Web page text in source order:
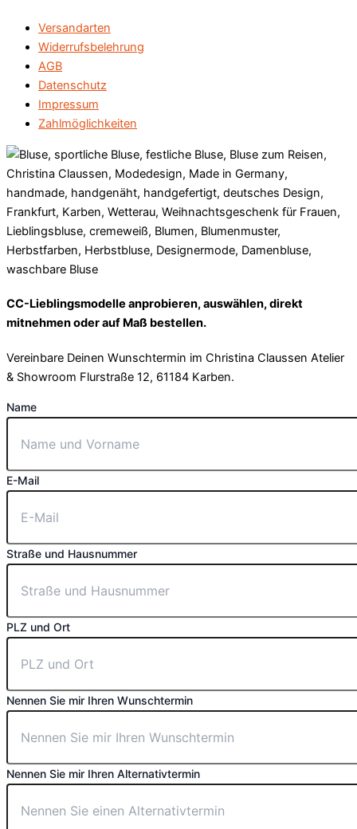
Versandarten
Widerrufsbelehrung
AGB
Datenschutz
Impressum
Zahlmöglichkeiten
CC-Lieblingsmodelle anprobieren, auswählen, direkt
mitnehmen oder auf Maß bestellen.
Vereinbare Deinen Wunschtermin im Christina Claussen Atelier
& Showroom Flurstraße 12, 61184 Karben.
Name
E-Mail
Straße und Hausnummer
PLZ und Ort
Nennen Sie mir Ihren Wunschtermin
Nennen Sie mir Ihren Alternativtermin